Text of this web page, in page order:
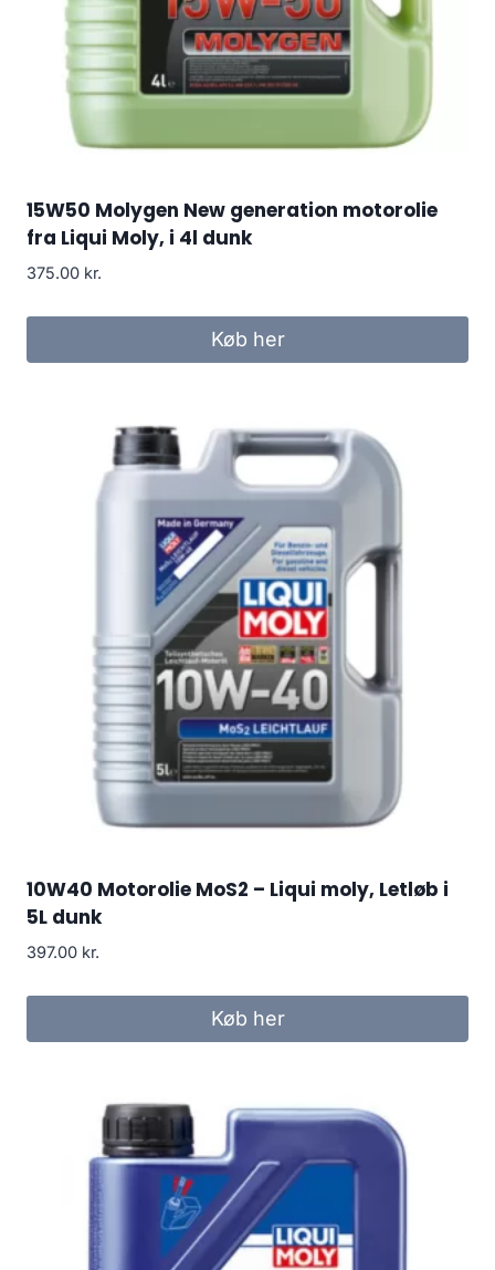
15W50 Molygen New generation motorolie
fra Liqui Moly, i 4l dunk
375.00 kr.
Køb her
10W40 Motorolie MoS2 – Liqui moly, Letløb i
5L dunk
397.00 kr.
Køb her